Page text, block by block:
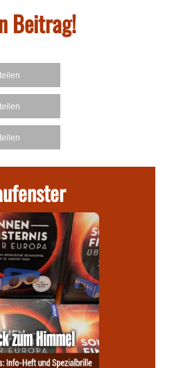
Beitrag!
teilen
teilen
teilen